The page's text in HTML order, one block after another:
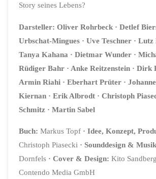
Story seines Lebens?
Darsteller: Oliver Rohrbeck · Detlef
Urbschat-Mingues · Uve Teschner · Lutz
Tanya Kahana ·Dietmar Wunder ·
Rüdiger Bahr · Anke Reitzenstein ·Dirk
Armin Riahi ·Eberhart Prüter ·
Kiernan · Erik Albrodt · Christoph
Schmitz · Martin Sabel
Buch: Markus Topf · Idee, Konzept,
Christoph Piasecki ·Sounddesign &
Dornfels ·Cover & Design: Kito Sandberg
Contendo Media GmbH